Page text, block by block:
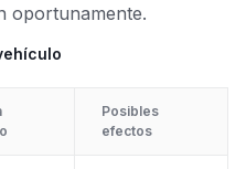
oportunamente.
Posibles
efectos